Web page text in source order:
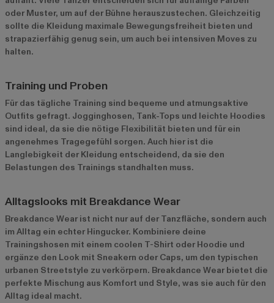
oder Muster, um auf der Bühne herauszustechen. Gleichzeitig
sollte die Kleidung maximale Bewegungsfreiheit bieten und
strapazierfähig genug sein, um auch bei intensiven Moves zu
halten.
Training und Proben
Für das tägliche Training sind bequeme und atmungsaktive
Outfits gefragt. Jogginghosen, Tank-Tops und leichte Hoodies
sind ideal, da sie die nötige Flexibilität bieten und für ein
angenehmes Tragegefühl sorgen. Auch hier ist die
Langlebigkeit der Kleidung entscheidend, da sie den
Belastungen des Trainings standhalten muss.
Alltagslooks mit Breakdance Wear
Breakdance Wear ist nicht nur auf der Tanzfläche, sondern auch
im Alltag ein echter Hingucker. Kombiniere deine
Trainingshosen mit einem coolen T-Shirt oder Hoodie und
ergänze den Look mit Sneakern oder Caps, um den typischen
urbanen Streetstyle zu verkörpern. Breakdance Wear bietet die
perfekte Mischung aus Komfort und Style, was sie auch für den
Alltag ideal macht.